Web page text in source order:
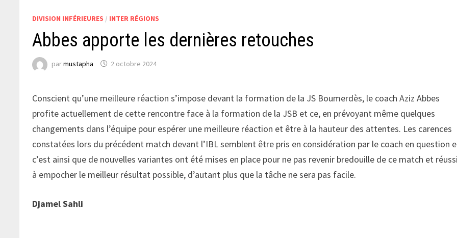
DIVISION INFÉRIEURES / INTER RÉGIONS
Abbes apporte les dernières retouches
parmustapha 2 octobre 2024
Conscient qu’une meilleure réaction s’impose devant la formation de la JS Boumerdès, le coach Aziz Abbes
profite actuellement de cette rencontre face à la formation de la JSB et ce, en prévoyant même quelques
changements dans l’équipe pour espérer une meilleure réaction et être à la hauteur des attentes. Les carences
constatées lors du précédent match devant l’IBL semblent être pris en considération par le coach en question
c’est ainsi que de nouvelles variantes ont été mises en place pour ne pas revenir bredouille de ce match et
à empocher le meilleur résultat possible, d’autant plus que la tâche ne sera pas facile.
Djamel Sahli